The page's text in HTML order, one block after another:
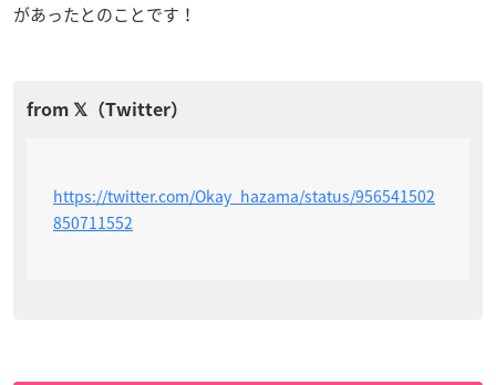
があったとのことです！
https://twitter.com/Okay_hazama/status/956541502
850711552